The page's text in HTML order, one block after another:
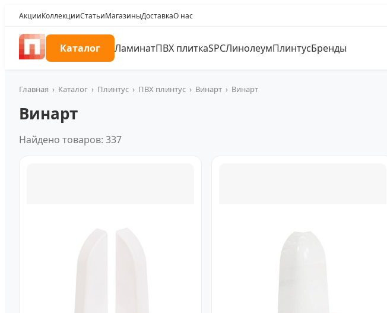
АкцииКоллекцииСтатьиМагазиныДоставкаО нас
Каталог ЛаминатПВХ плиткаSPCЛинолеумПлинтусБренды
Главная › Каталог › Плинтус › ПВХ плинтус › Винарт › Винарт
Винарт
Найдено товаров: 337